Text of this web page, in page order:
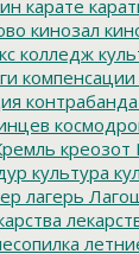
карате
кинозал
колледж
компенсации
контрабанда
креозот
культура
лагерь